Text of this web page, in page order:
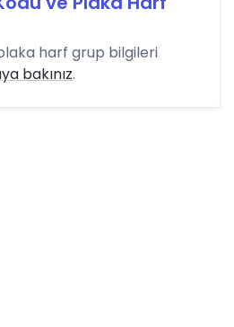
harf grup bilgileri
bakınız.